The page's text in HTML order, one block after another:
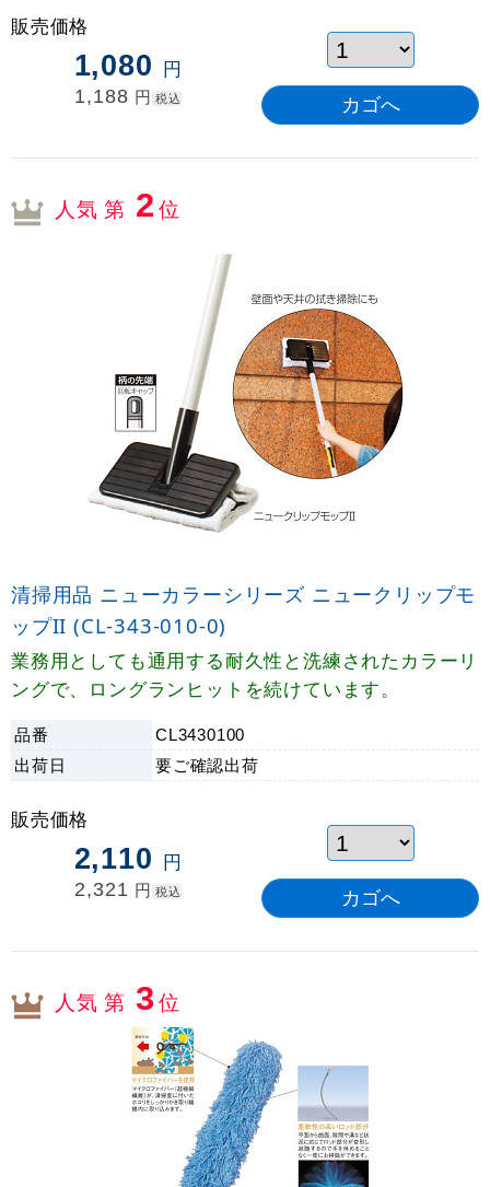
販売価格
1,080 円
1,188 円 税込
人気 第 2位
清掃用品 ニューカラーシリーズ ニュークリップモ
ップII (CL-343-010-0)
業務用としても通用する耐久性と洗練されたカラーリ
ングで、ロングランヒットを続けています。
品番 CL3430100
出荷日 要ご確認出荷
販売価格
2,110 円
2,321 円 税込
人気 第 3位